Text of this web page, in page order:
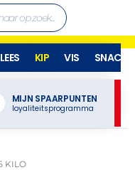
KIP VIS SNACKS
MIJN SPAARPUNTEN
loyaliteitsprogramma
KILO